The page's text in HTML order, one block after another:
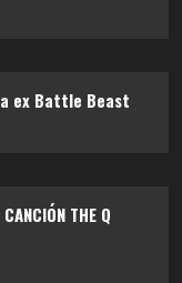
a ex Battle Beast
THE Q